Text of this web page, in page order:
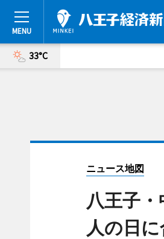
33°C
ニュース地図
八王子
人の日